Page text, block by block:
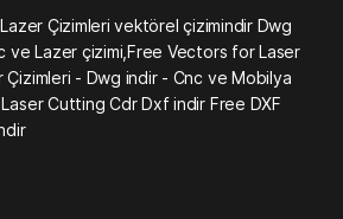
Çizimleri vektörel çizimindir Dwg
ve Lazer çizimi,Free Vectors for Laser
- Dwg indir - Cnc ve Mobilya
Cutting Cdr Dxf indir Free DXF